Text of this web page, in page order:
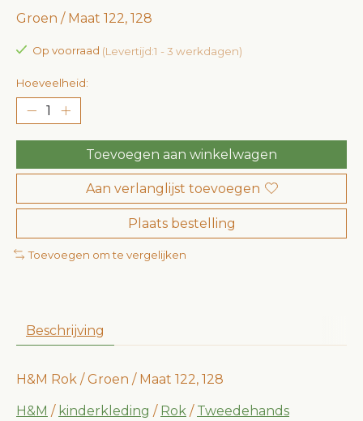
Groen / Maat 122, 128
Op voorraad (Levertijd:1 - 3 werkdagen)
Hoeveelheid:
Toevoegen aan winkelwagen
Aan verlanglijst toevoegen
Plaats bestelling
Toevoegen om te vergelijken
Beschrijving
H&M Rok / Groen / Maat 122, 128
H&M / kinderkleding / Rok / Tweedehands